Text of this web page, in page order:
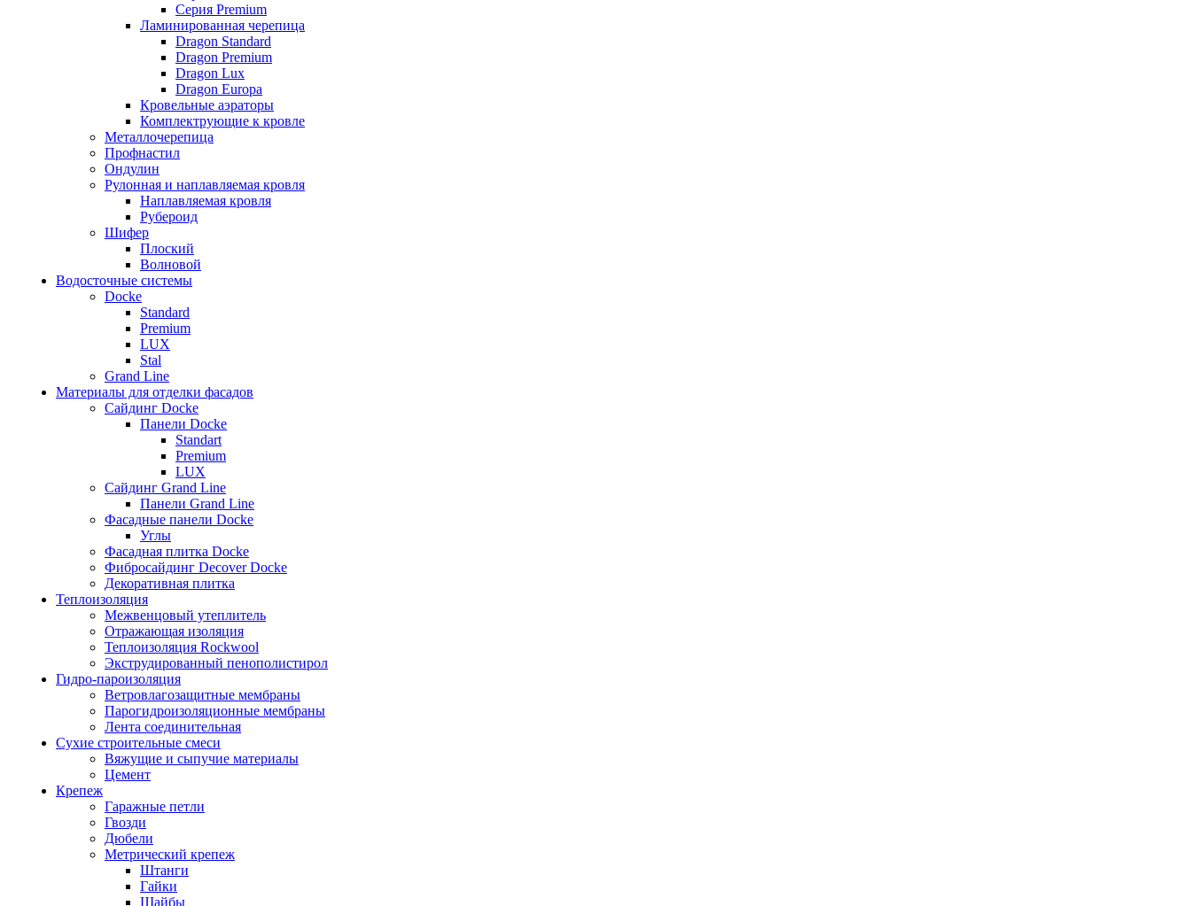
Серия Premium
Ламинированная черепица
Dragon Standard
Dragon Premium
Dragon Lux
Dragon Europa
Кровельные аэраторы
Комплектрующие к кровле
Металлочерепица
Профнастил
Ондулин
Рулонная и наплавляемая кровля
Наплавляемая кровля
Рубероид
Шифер
Плоский
Волновой
Водосточные системы
Docke
Standard
Premium
LUX
Stal
Grand Line
Материалы для отделки фасадов
Сайдинг Docke
Панели Docke
Standart
Premium
LUX
Сайдинг Grand Line
Панели Grand Line
Фасадные панели Docke
Углы
Фасадная плитка Docke
Фибросайдинг Decover Docke
Декоративная плитка
Теплоизоляция
Межвенцовый утеплитель
Отражающая изоляция
Теплоизоляция Rockwool
Экструдированный пенополистирол
Гидро-пароизоляция
Ветровлагозащитные мембраны
Парогидроизоляционные мембраны
Лента соединительная
Сухие строительные смеси
Вяжущие и сыпучие материалы
Цемент
Крепеж
Гаражные петли
Гвозди
Дюбели
Метрический крепеж
Штанги
Гайки
Шайбы